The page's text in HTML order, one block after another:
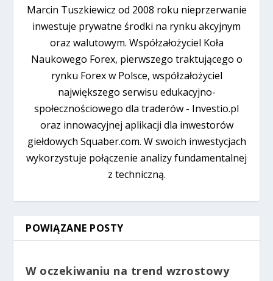
Marcin Tuszkiewicz od 2008 roku nieprzerwanie
inwestuje prywatne środki na rynku akcyjnym
oraz walutowym. Współzałożyciel Koła
Naukowego Forex, pierwszego traktującego o
rynku Forex w Polsce, współzałożyciel
największego serwisu edukacyjno-
społecznościowego dla traderów - Investio.pl
oraz innowacyjnej aplikacji dla inwestorów
giełdowych Squaber.com. W swoich inwestycjach
wykorzystuje połączenie analizy fundamentalnej
z techniczną.
POWIĄZANE POSTY
W oczekiwaniu na trend wzrostowy